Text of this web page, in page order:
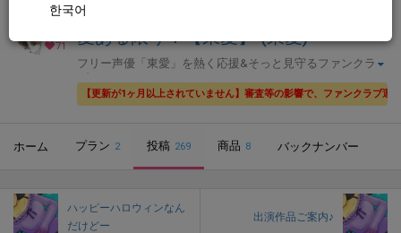
한국어
71
全年齢向け
愛ある限り！【東愛】 (東愛)
フリー声優「東愛」を熱く応援&そっと見守るファンクラ
【更新が1ヶ月以上されていません】審査等の影響で、ファンクラブ
ホーム プラン 2 投稿 269 商品 8 バックナンバー
ハッピーハロウィンなん
だけどー
出演作品ご案内♪